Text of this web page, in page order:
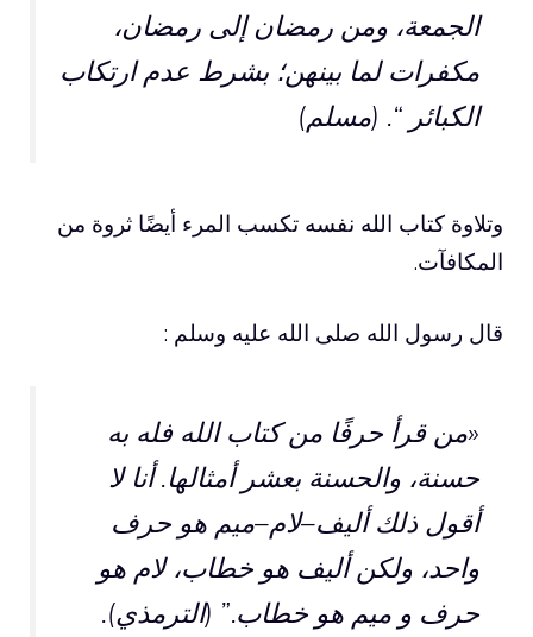
الجمعة، ومن رمضان إلى رمضان،
مكفرات لما بينهن؛ بشرط عدم ارتكاب
الكبائر “. (مسلم)
وتلاوة كتاب الله نفسه تكسب المرء أيضًا ثروة من
المكافآت.
قال رسول الله صلى الله عليه وسلم :
«من قرأ حرفًا من كتاب الله فله به
حسنة، والحسنة بعشر أمثالها. أنا لا
أقول ذلكأليف–لام–ميم هو حرف
واحد، ولكنأليف هو خطاب،لام هو
حرف و ميم هو خطاب.” (الترمذي).